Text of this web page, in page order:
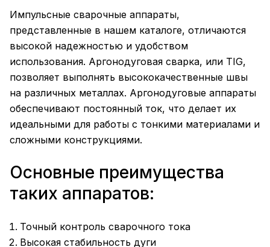
Импульсные сварочные аппараты,
представленные в нашем каталоге, отличаются
высокой надежностью и удобством
использования. Аргонодуговая сварка, или TIG,
позволяет выполнять высококачественные швы
на различных металлах. Аргонодуговые аппараты
обеспечивают постоянный ток, что делает их
идеальными для работы с тонкими материалами и
сложными конструкциями.
Основные преимущества
таких аппаратов:
Точный контроль сварочного тока
Высокая стабильность дуги